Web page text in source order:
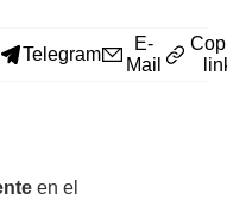
Telegram
E-
Mail
en el